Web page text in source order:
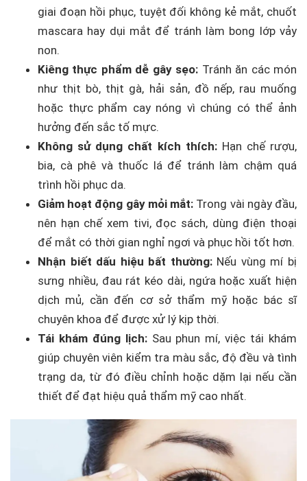
giai đoạn hồi phục, tuyệt đối không kẻ mắt, chuốt
mascara hay dụi mắt để tránh làm bong lớp vảy
non.
Kiêng thực phẩm dễ gây sẹo: Tránh ăn các món
như thịt bò, thịt gà, hải sản, đồ nếp, rau muống
hoặc thực phẩm cay nóng vì chúng có thể ảnh
hưởng đến sắc tố mực.
Không sử dụng chất kích thích:Hạn chế rượu,
bia, cà phê và thuốc lá để tránh làm chậm quá
trình hồi phục da.
Giảm hoạt động gây mỏi mắt: Trong vài ngày đầu,
nên hạn chế xem tivi, đọc sách, dùng điện thoại
để mắt có thời gian nghỉ ngơi và phục hồi tốt hơn.
Nhận biết dấu hiệu bất thường:Nếu vùng mí bị
sưng nhiều, đau rát kéo dài, ngứa hoặc xuất hiện
dịch mủ, cần đến cơ sở thẩm mỹ hoặc bác sĩ
chuyên khoa để được xử lý kịp thời.
Tái khám đúng lịch:Sau phun mí, việc tái khám
giúp chuyên viên kiểm tra màu sắc, độ đều và tình
trạng da, từ đó điều chỉnh hoặc dặm lại nếu cần
thiết để đạt hiệu quả thẩm mỹ cao nhất.